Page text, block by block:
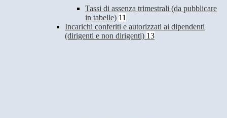
Tassi di assenza trimestrali (da pubblicare
in tabelle) 11
Incarichi conferiti e autorizzati ai dipendenti
(dirigenti e non dirigenti) 13